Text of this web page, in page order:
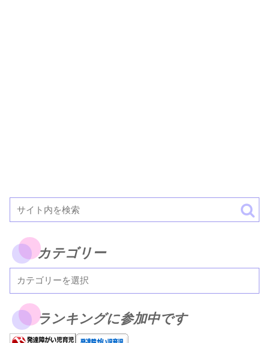
カテゴリー
ランキングに参加中です